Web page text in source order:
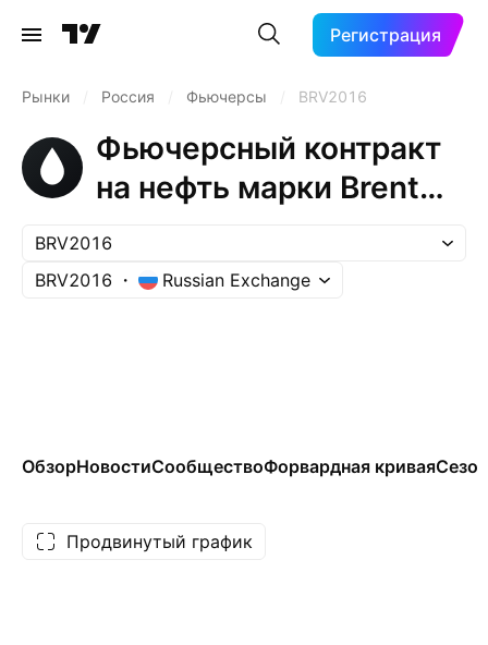
Регистрация
Рынки Россия Фьючерсы BRV2016
Фьючерсный контракт
на нефть марки Brent
(Oct 2016)
BRV2016
BRV2016
Russian Exchange
ОбзорНовостиСообществоФорвардная кривая
Продвинутый график